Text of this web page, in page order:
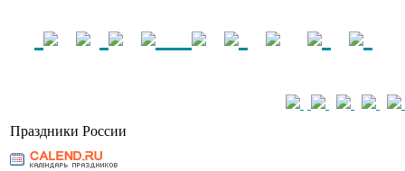
Праздники России